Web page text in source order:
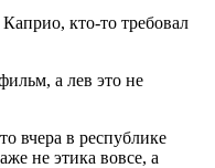
кто-то требовал
а лев это не
вчера в республике
не этика вовсе, а